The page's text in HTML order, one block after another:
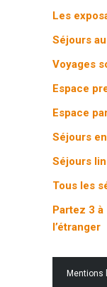
Les
Séjours
Voyages
Espace
Espace
Séjours
Séjours
Tous les
Partez 3
l’étranger
Mentions